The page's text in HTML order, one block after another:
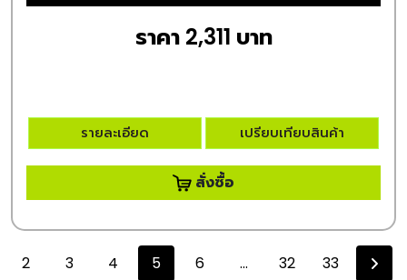
ราคา 2,311 บาท
รายละเอียด เปรียบเทียบสินค้า
สั่งซื้อ
2 3 4 5 6 ... 32 33